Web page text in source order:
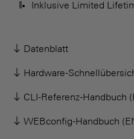
Inklusive Limited
Datenblatt
Hardware-
CLI-Referenz-Handbuch
WEBconfig-Handbuch